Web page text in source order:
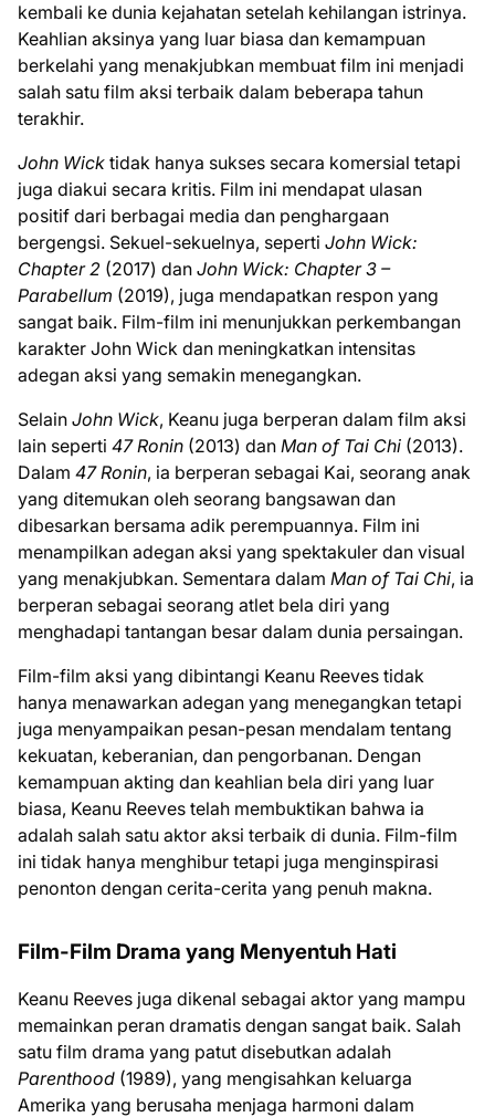
kembali ke dunia kejahatan setelah kehilangan istrinya.
Keahlian aksinya yang luar biasa dan kemampuan
berkelahi yang menakjubkan membuat film ini menjadi
salah satu film aksi terbaik dalam beberapa tahun
terakhir.
John Wick tidak hanya sukses secara komersial tetapi
juga diakui secara kritis. Film ini mendapat ulasan
positif dari berbagai media dan penghargaan
bergengsi. Sekuel-sekuelnya, seperti John Wick:
Chapter 2 (2017) dan John Wick: Chapter 3 –
Parabellum (2019), juga mendapatkan respon yang
sangat baik. Film-film ini menunjukkan perkembangan
karakter John Wick dan meningkatkan intensitas
adegan aksi yang semakin menegangkan.
Selain John Wick, Keanu juga berperan dalam film aksi
lain seperti 47 Ronin (2013) dan Man of Tai Chi (2013).
Dalam 47 Ronin, ia berperan sebagai Kai, seorang anak
yang ditemukan oleh seorang bangsawan dan
dibesarkan bersama adik perempuannya. Film ini
menampilkan adegan aksi yang spektakuler dan visual
yang menakjubkan. Sementara dalam Man of Tai Chi, ia
berperan sebagai seorang atlet bela diri yang
menghadapi tantangan besar dalam dunia persaingan.
Film-film aksi yang dibintangi Keanu Reeves tidak
hanya menawarkan adegan yang menegangkan tetapi
juga menyampaikan pesan-pesan mendalam tentang
kekuatan, keberanian, dan pengorbanan. Dengan
kemampuan akting dan keahlian bela diri yang luar
biasa, Keanu Reeves telah membuktikan bahwa ia
adalah salah satu aktor aksi terbaik di dunia. Film-film
ini tidak hanya menghibur tetapi juga menginspirasi
penonton dengan cerita-cerita yang penuh makna.
Film-Film Drama yang Menyentuh Hati
Keanu Reeves juga dikenal sebagai aktor yang mampu
memainkan peran dramatis dengan sangat baik. Salah
satu film drama yang patut disebutkan adalah
Parenthood (1989), yang mengisahkan keluarga
Amerika yang berusaha menjaga harmoni dalam